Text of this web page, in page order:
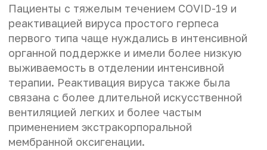
Пациенты с тяжелым течением COVID-19 и
реактивацией вируса простого герпеса
первого типа чаще нуждались в интенсивной
органной поддержке и имели более низкую
выживаемость в отделении интенсивной
терапии. Реактивация вируса также была
связана с более длительной искусственной
вентиляцией легких и более частым
применением экстракорпоральной
мембранной оксигенации.